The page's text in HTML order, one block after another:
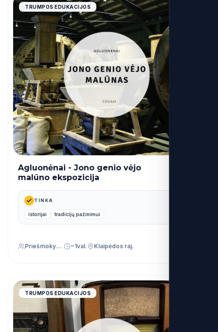
TRUMPOS EDUKACIJOS
Agluonėnai - Jono genio vėjo
malūno ekspozicija
TINKA
istorijai tradicijų pažinimui
Priešmokyklinis (PU) ~1val. Klaipėdos raj.
TRUMPOS EDUKACIJOS